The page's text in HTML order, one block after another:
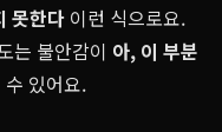
못한다 이런 식으로요.
는 불안감이 아, 이 부분
있어요.